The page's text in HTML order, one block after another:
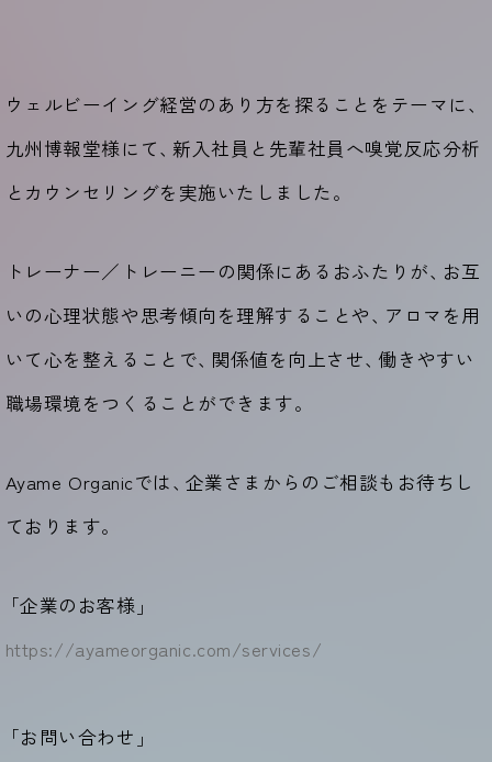
ウェルビーイング経営のあり方を探ることをテーマに、
九州博報堂様にて、新入社員と先輩社員へ嗅覚反応分析
とカウンセリングを実施いたしました。
トレーナー／トレーニーの関係にあるおふたりが、 お互
いの心理状態や思考傾向を理解することや、 アロマを用
いて心を整えることで、 関係値を向上させ、 働きやすい
職場環境をつくることができます。
Ayame Organicでは、 企業さまからのご相談もお待ちし
ております。
「企業のお客様 」
https://ayameorganic.com/services/
「お問い合わせ 」